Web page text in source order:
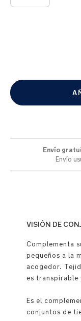
Envío
Envío
VISIÓN DE
Complementa
pequeños a la
acogedor.
es transpirable
Es el
conjuntos de